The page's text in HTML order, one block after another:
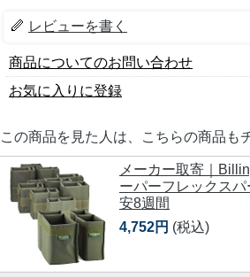
レビューを書く
商品についてのお問い合わせ
お気に入りに登録
この商品を見た人は、こちらの商品も
メーカー取寄｜
ーパーフレックス
安8週間
4,752円 (税込)